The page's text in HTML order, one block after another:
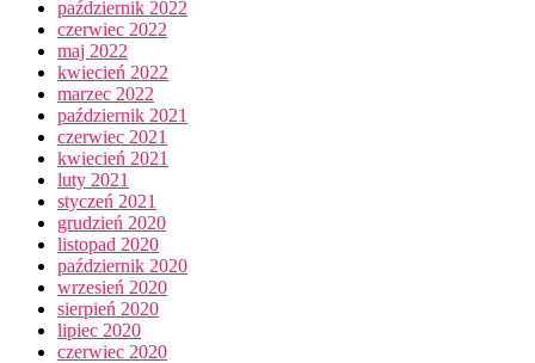
październik 2022
czerwiec 2022
maj 2022
kwiecień 2022
marzec 2022
październik 2021
czerwiec 2021
kwiecień 2021
luty 2021
styczeń 2021
grudzień 2020
listopad 2020
październik 2020
wrzesień 2020
sierpień 2020
lipiec 2020
czerwiec 2020